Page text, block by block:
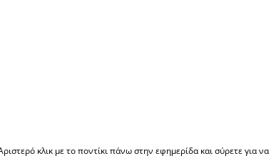
κλικ με το ποντίκι πάνω στην εφημερίδα και σύρετε για να